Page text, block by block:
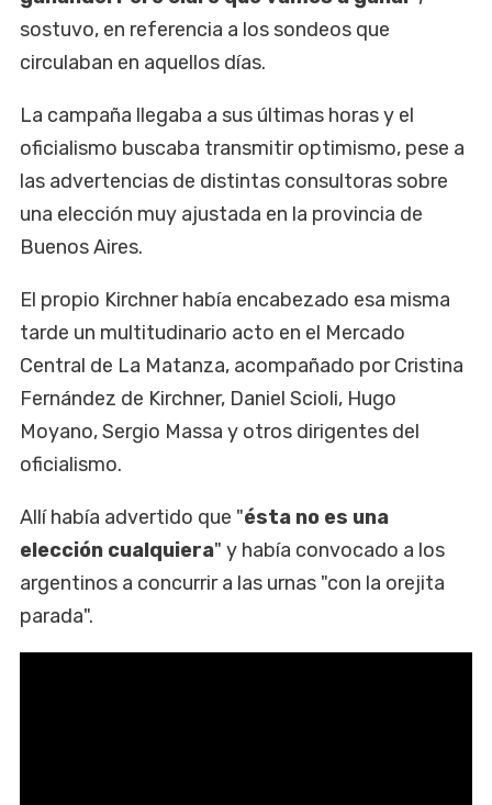
sostuvo, en referencia a los sondeos que
circulaban en aquellos días.
La campaña llegaba a sus últimas horas y el
oficialismo buscaba transmitir optimismo, pese a
las advertencias de distintas consultoras sobre
una elección muy ajustada en la provincia de
Buenos Aires.
El propio Kirchner había encabezado esa misma
tarde un multitudinario acto en el Mercado
Central de La Matanza, acompañado por Cristina
Fernández de Kirchner, Daniel Scioli, Hugo
Moyano, Sergio Massa y otros dirigentes del
oficialismo.
Allí había advertido que "ésta no es una
elección cualquiera" y había convocado a los
argentinos a concurrir a las urnas "con la orejita
parada".